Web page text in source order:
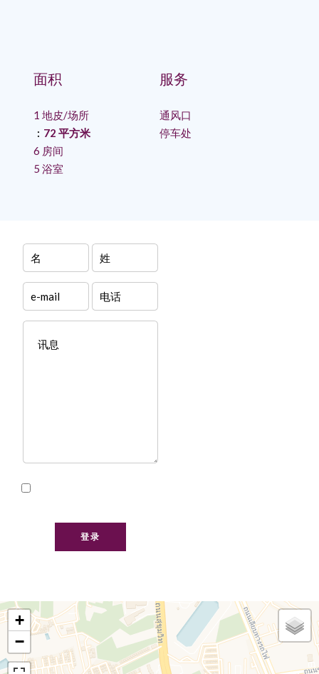
面积
1 地皮/场所
72 平方米
6 房间
5 浴室
服务
通风口
停车处
登录
+
−